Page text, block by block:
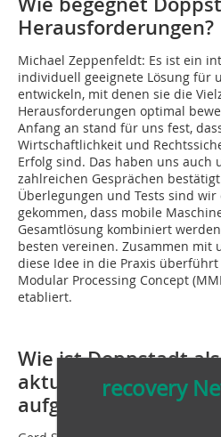
Herausforderungen?
Michael Zeppenfeldt: Es ist ein
individuell geeignete Lösung für
entwickeln, mit denen sie die
Herausforderungen optimal
Anfang an stand für uns fest,
Wirtschaftlichkeit und
Erfolg sind. Das haben uns auch
zahlreichen Gesprächen
Überlegungen und Tests sind
gekommen, dass mobile
Gesamtlösung kombiniert
besten vereinen. Zusammen mit
diese Idee in die Praxis
Modular Processing Concept
etabliert.
Wie ist Doppstadt
aktuell
aufgestellt?
recovery